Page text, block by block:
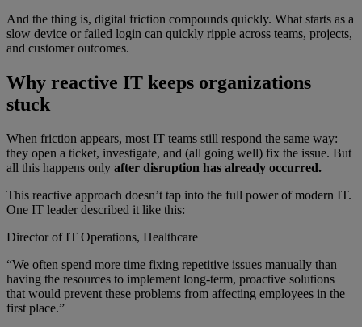
And the thing is, digital friction compounds quickly. What starts as a
slow device or failed login can quickly ripple across teams, projects,
and customer outcomes.
Why reactive IT keeps organizations
stuck
When friction appears, most IT teams still respond the same way:
they open a ticket, investigate, and (all going well) fix the issue. But
all this happens only after disruption has already occurred.
This reactive approach doesn’t tap into the full power of modern IT.
One IT leader described it like this:
Director of IT Operations, Healthcare
“We often spend more time fixing repetitive issues manually than
having the resources to implement long-term, proactive solutions
that would prevent these problems from affecting employees in the
first place.”